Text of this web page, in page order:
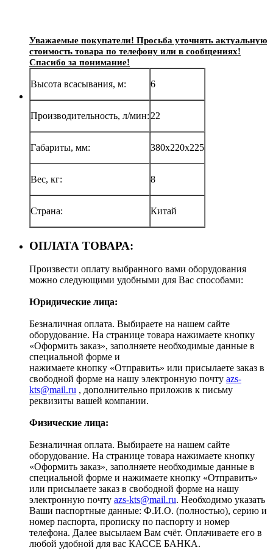
Уважаемые покупатели! Просьба уточнять актуальную
стоимость товара по телефону или в сообщениях!
Спасибо за понимание!
Высота всасывания, м: 6
Производительность, л/мин: 22
Габариты, мм: 380х220х225
Вес, кг: 8
Страна: Китай
ОПЛАТА ТОВАРА:
Произвести оплату выбранного вами оборудования
можно следующими удобными для Вас способами:
Юридические лица:
Безналичная оплата. Выбираете на нашем сайте
оборудование. На странице товара нажимаете кнопку
«Оформить заказ», заполняете необходимые данные в
специальной форме и
нажимаете кнопку «Отправить» или присылаете заказ в
свободной форме на нашу электронную почту azs-
kts@mail.ru , дополнительно приложив к письму
реквизиты вашей компании.
Физические лица:
Безналичная оплата. Выбираете на нашем сайте
оборудование. На странице товара нажимаете кнопку
«Оформить заказ», заполняете необходимые данные в
специальной форме и нажимаете кнопку «Отправить»
или присылаете заказ в свободной форме на нашу
электронную почту azs-kts@mail.ru. Необходимо указать
Ваши паспортные данные: Ф.И.О. (полностью), серию и
номер паспорта, прописку по паспорту и номер
телефона. Далее высылаем Вам счёт. Оплачиваете его в
любой удобной для вас КАССЕ БАНКА.